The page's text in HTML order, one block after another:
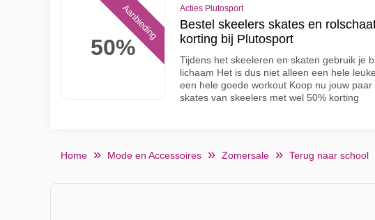
50%
Aanbieding Acties Plutosport
Bestel skeelers skates en
korting bij Plutosport
Tijdens het skeeleren en skaten gebruik je
lichaam Het is dus niet alleen een hele
een hele goede workout Koop nu jouw
skates van skeelers met wel 50% korting
Home Mode en Accessoires Zomersale Terug naar school